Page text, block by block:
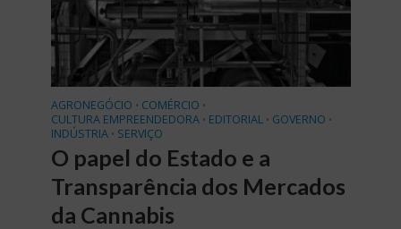
AGRONEGÓCIO • COMÉRCIO •
CULTURA EMPREENDEDORA • EDITORIAL • GOVERNO •
INDÚSTRIA • SERVIÇO
O papel do Estado e a
Transparência dos Mercados
da Cannabis